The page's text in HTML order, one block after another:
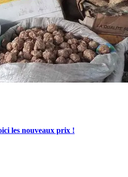
les nouveaux prix !